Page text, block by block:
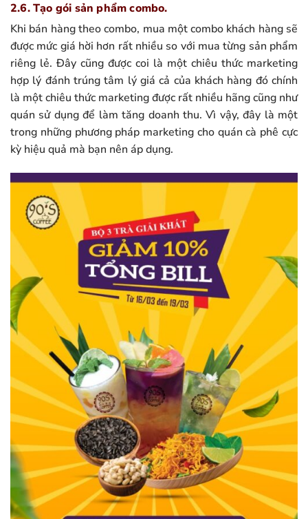
2.6. Tạo gói sản phẩm combo.
Khi bán hàng theo combo, mua một combo khách hàng sẽ
được mức giá hời hơn rất nhiều so với mua từng sản phẩm
riêng lẻ. Đây cũng được coi là một chiêu thức marketing
hợp lý đánh trúng tâm lý giá cả của khách hàng đó chính
là một chiêu thức marketing được rất nhiều hãng cũng như
quán sử dụng để làm tăng doanh thu. Vì vậy, đây là một
trong những phương pháp marketing cho quán cà phê cực
kỳ hiệu quả mà bạn nên áp dụng.